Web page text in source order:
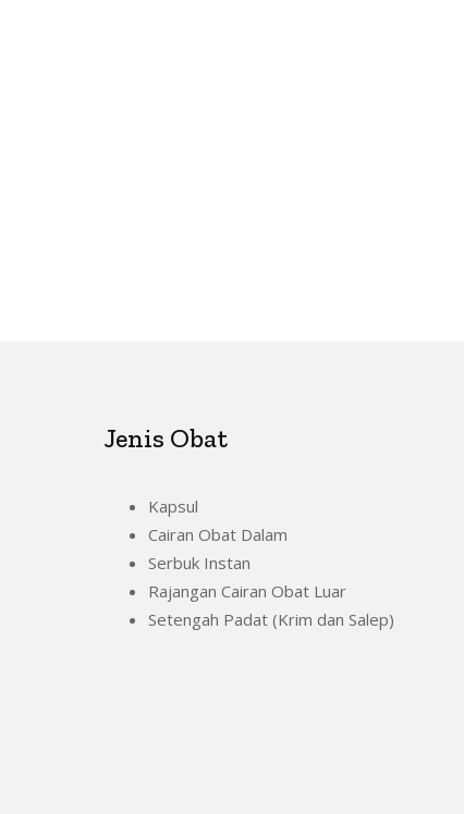
Jenis Obat
Kapsul
Cairan Obat Dalam
Serbuk Instan
Rajangan Cairan Obat Luar
Setengah Padat (Krim dan Salep)